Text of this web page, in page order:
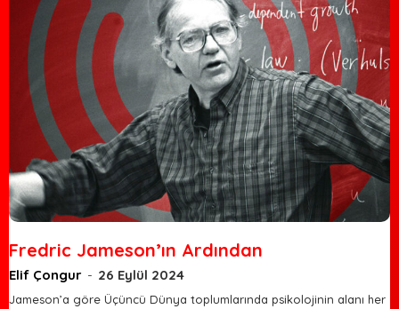
Fredric Jameson’ın Ardından
Elif Çongur - 26 Eylül 2024
Jameson’a göre Üçüncü Dünya toplumlarında psikolojinin alanı her